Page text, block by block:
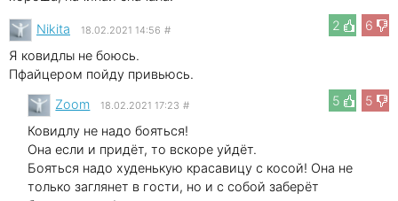
2
6
Nikita 18.02.2021 14:56 #
Я ковидлы не боюсь.
Пфайцером пойду привьюсь.
5
5
Zoom 18.02.2021 17:23 #
Ковидлу не надо бояться!
Она если и придёт, то вскоре уйдёт.
Бояться надо худенькую красавицу с косой! Она не
только заглянет в гости, но и с собой заберёт